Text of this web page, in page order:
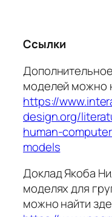
Ссылки
моделей можно
https://
design.org/
human-
models
Доклад Якоба
моделях для
можно найти